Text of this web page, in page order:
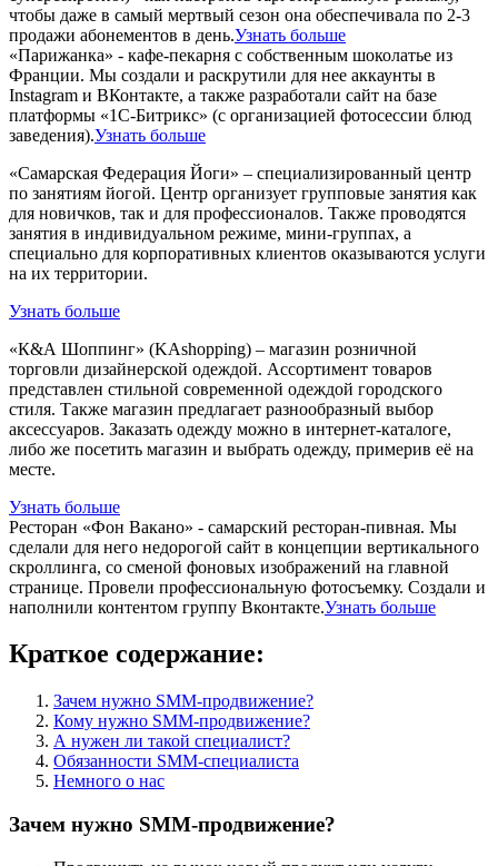
чтобы даже в самый мертвый сезон она обеспечивала по 2-3
продажи абонементов в день.Узнать больше
«Парижанка» - кафе-пекарня с собственным шоколатье из
Франции. Мы создали и раскрутили для нее аккаунты в
Instagram и ВКонтакте, а также разработали сайт на базе
платформы «1С-Битрикс» (с организацией фотосессии блюд
заведения).Узнать больше
«Самарская Федерация Йоги» – специализированный центр
по занятиям йогой. Центр организует групповые занятия как
для новичков, так и для профессионалов. Также проводятся
занятия в индивидуальном режиме, мини-группах, а
специально для корпоративных клиентов оказываются услуги
на их территории.
Узнать больше
«К&А Шоппинг» (KAshopping) – магазин розничной
торговли дизайнерской одеждой. Ассортимент товаров
представлен стильной современной одеждой городского
стиля. Также магазин предлагает разнообразный выбор
аксессуаров. Заказать одежду можно в интернет-каталоге,
либо же посетить магазин и выбрать одежду, примерив её на
месте.
Узнать больше
Ресторан «Фон Вакано» - самарский ресторан-пивная. Мы
сделали для него недорогой сайт в концепции вертикального
скроллинга, со сменой фоновых изображений на главной
странице. Провели профессиональную фотосъемку. Создали и
наполнили контентом группу Вконтакте.Узнать больше
Краткое содержание:
Зачем нужно SMM-продвижение?
Кому нужно SMM-продвижение?
А нужен ли такой специалист?
Обязанности SMM-специалиста
Немного о нас
Зачем нужно SMM-продвижение?